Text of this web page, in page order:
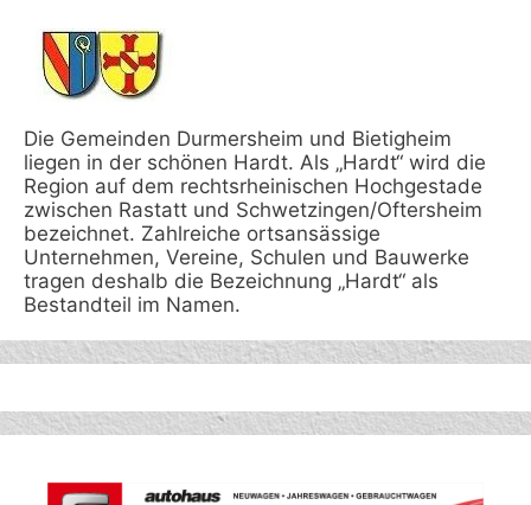
Die Gemeinden Durmersheim und Bietigheim
liegen in der schönen Hardt. Als „Hardt“ wird die
Region auf dem rechtsrheinischen Hochgestade
zwischen Rastatt und Schwetzingen/Oftersheim
bezeichnet. Zahlreiche ortsansässige
Unternehmen, Vereine, Schulen und Bauwerke
tragen deshalb die Bezeichnung „Hardt“ als
Bestandteil im Namen.